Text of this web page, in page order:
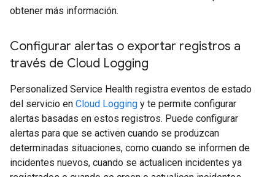
obtener más información.
Configurar alertas o exportar registros a
través de Cloud Logging
Personalized Service Health registra eventos de estado
del servicio en Cloud Logging y te permite configurar
alertas basadas en estos registros. Puede configurar
alertas para que se activen cuando se produzcan
determinadas situaciones, como cuando se informen de
incidentes nuevos, cuando se actualicen incidentes ya